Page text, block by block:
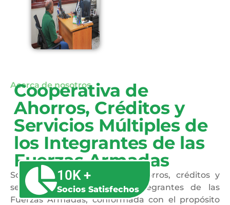
10K +
Socios Satisfechos
Acerca de nosotros
Cooperativa de
Ahorros, Créditos y
Servicios Múltiples de
los Integrantes de las
Fuerzas Armadas
Somos una cooperativa de ahorros, créditos y
servicios múltiples de los integrantes de las
Fuerzas Armadas, conformada con el propósito